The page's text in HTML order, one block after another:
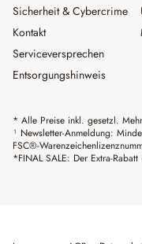
Sicherheit & Cybercrime
Kontakt
Serviceversprechen
Entsorgungshinweis
* Alle Preise inkl. gesetzl.
¹ Newsletter-Anmeldung:
FSC®-
*FINAL SALE: Der Extra-